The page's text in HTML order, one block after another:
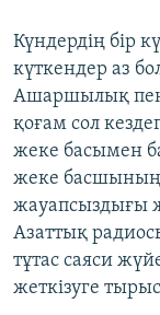
Күндердің бір
күткендер аз
Ашаршылық пен
қоғам сол
жеке басымен
жеке басшының
жауапсыздығы
Азаттық
тұтас саяси
жеткізуге